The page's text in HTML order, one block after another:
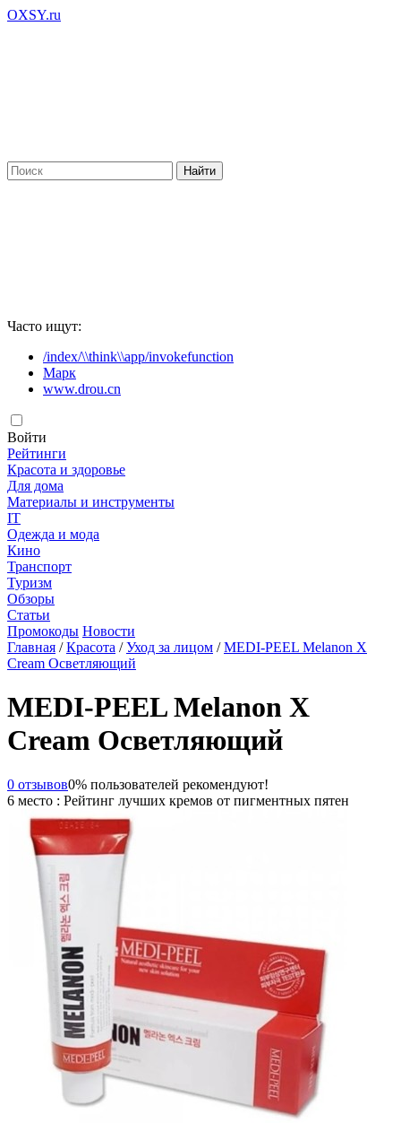
OXSY.ru
Часто ищут:
/index/\\think\\app/invokefunction
Марк
www.drou.cn
Войти
Рейтинги
Красота и здоровье
Для дома
Материалы и инструменты
IT
Одежда и мода
Кино
Транспорт
Туризм
Обзоры
Статьи
Промокоды Новости
Главная /Красота /Уход за лицом /MEDI-PEEL Melanon X
Cream Осветляющий
MEDI-PEEL Melanon X
Cream Осветляющий
0 отзывов0% пользователей рекомендуют!
6 место : Рейтинг лучших кремов от пигментных пятен